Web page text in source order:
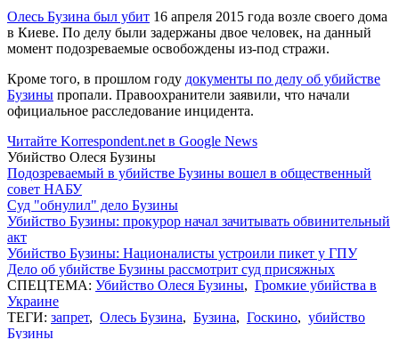
Олесь Бузина был убит 16 апреля 2015 года возле своего дома
в Киеве. По делу были задержаны двое человек, на данный
момент подозреваемые освобождены из-под стражи.
Кроме того, в прошлом году документы по делу об убийстве
Бузины пропали. Правоохранители заявили, что начали
официальное расследование инцидента.
Читайте Korrespondent.net в Google News
Убийство Олеся Бузины
Подозреваемый в убийстве Бузины вошел в общественный
совет НАБУ
Суд "обнулил" дело Бузины
Убийство Бузины: прокурор начал зачитывать обвинительный
акт
Убийство Бузины: Националисты устроили пикет у ГПУ
Дело об убийстве Бузины рассмотрит суд присяжных
СПЕЦТЕМА: Убийство Олеся Бузины, Громкие убийства в
Украине
ТЕГИ: запрет, Олесь Бузина, Бузина, Госкино, убийство
Бузины